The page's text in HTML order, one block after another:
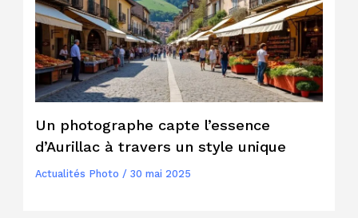
Un photographe capte l’essence
d’Aurillac à travers un style unique
Actualités Photo / 30 mai 2025